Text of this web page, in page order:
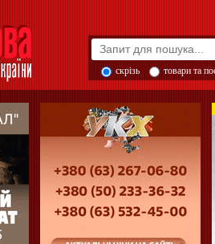
скрізь товари та